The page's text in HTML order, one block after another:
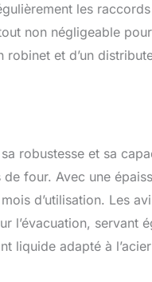
les
non négligeable
robinet et d’un
robustesse et sa
four. Avec une
d’utilisation. Les
l’évacuation, servant
liquide adapté à